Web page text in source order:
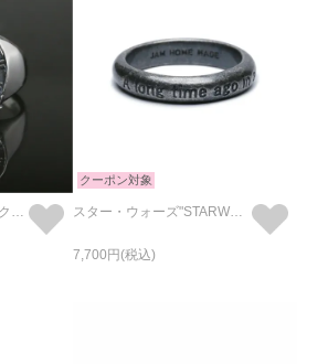
クーポン対象
7,700